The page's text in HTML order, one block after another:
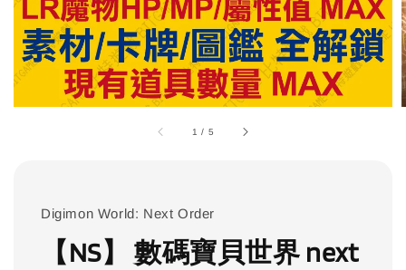
1 / 5
Digimon World: Next Order
【NS】 數碼寶貝世界 next